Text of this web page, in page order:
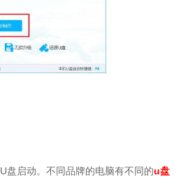
盘启动。不同品牌的电脑有不同的u盘